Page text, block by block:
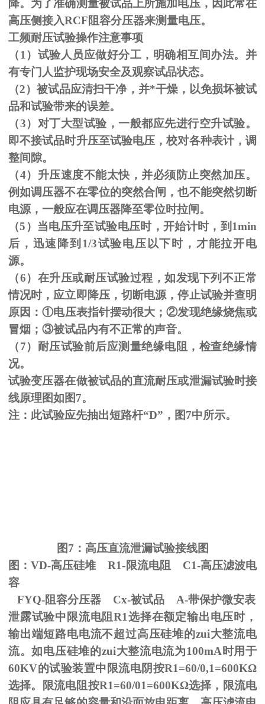
降。为了准确测量被试品上所施加电压，因此常在
高压侧接入RCF阻容分压器来测量电压。
工频耐压试验操作注意事项
（1 ）试验人员应做好分工，明确相互间办法。并
有专门人监护现场安全及观察试品状态。
（2）被试品应清扫干净，并*干燥，以免损坏被试
品和试验带来的误差。
（3）对丁大型试验，一般都应先进行空升试验。
即不接试品时升压至试验电压，校对各种表计，调
整间隙。
（4）升压速度不能太快，并必须防止突然加压。
例如调压器不在零位的突然合闸，也不能突然切断
电源，一般应在调压器降至零位时拉闸。
（5 ）当电压升至试验电压时，开始计时，到 1min
后，迅速降到 1/3试验电压以下时，才能拉开电
源。
（6）在升压或耐压试验过程，如发现下列不正常
情况时，应立即降压，切断电源，停止试验并查明
原因：①电压表指针摆动很大；②发现绝缘烧焦或
冒烟； ③被试品内有不正常的声音。
（7）耐压试验前后应测量绝缘电阻，检查绝缘情
况。
试验变压器在做被试品的直流耐压或泄漏试验时接
线原理图如图7。
注：此试验应先抽出短路杆“D”，图7中所示。
图7 ：高压直流泄漏试验接线图
图：VD-高压硅堆R1-限流电阻 C1-高压滤波电
容
FYQ-阻容分压器 Cx-被试品 A-带保护微安表
泄露试验中限流电阻R1选择在额定输出电压时，
输出端短路电电流不超过高压硅堆的zui大整流电
流。如电压硅堆的zui大整流电流为100mA 时用于
60KV的试验装置中限流电阴按R1=60/0,1=600KΩ
选择。限流电阻按R1=60/01=600KΩ选择，限流电